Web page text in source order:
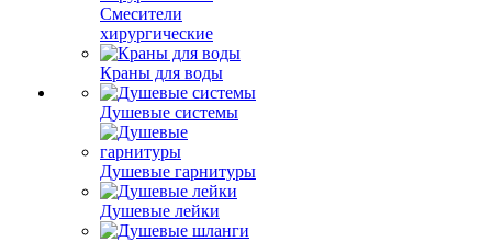
Смесители
хирургические
Краны для воды
Душевые системы
Душевые гарнитуры
Душевые лейки